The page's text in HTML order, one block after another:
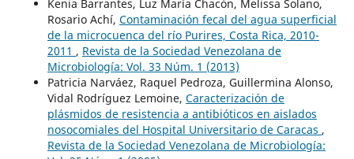
Kenia Barrantes, Luz María Chacón, Melissa Solano,
Rosario Achí, Contaminación fecal del agua superficial
de la microcuenca del río Purires, Costa Rica, 2010-
2011 , Revista de la Sociedad Venezolana de
Microbiología: Vol. 33 Núm. 1 (2013)
Patricia Narváez, Raquel Pedroza, Guillermina Alonso,
Vidal Rodríguez Lemoine, Caracterización de
plásmidos de resistencia a antibióticos en aislados
nosocomiales del Hospital Universitario de Caracas ,
Revista de la Sociedad Venezolana de Microbiología: